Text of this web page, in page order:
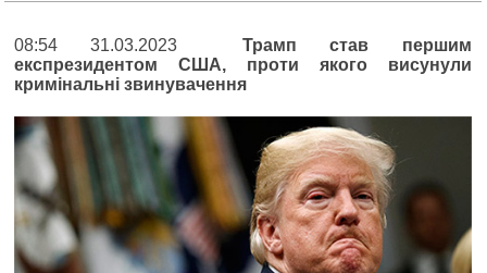
08:54 31.03.2023Трамп став першим
експрезидентом США, проти якого висунули
кримінальні звинувачення